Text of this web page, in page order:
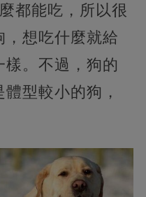
都能吃，所以很
，想吃什麼就給
。不過，狗的
型較小的狗，